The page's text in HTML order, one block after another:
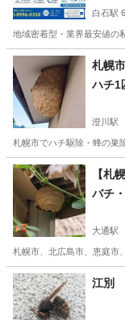
白石駅
地域密着型・業界最安値の
北海道 札幌市 白
札幌
ハチ1
澄川駅
札幌市でハチ駆除・蜂の巣
北海道 札幌市 澄
【札
バチ
大通駅
札幌市、北広島市、恵庭市
北海道 札幌市 大
江別